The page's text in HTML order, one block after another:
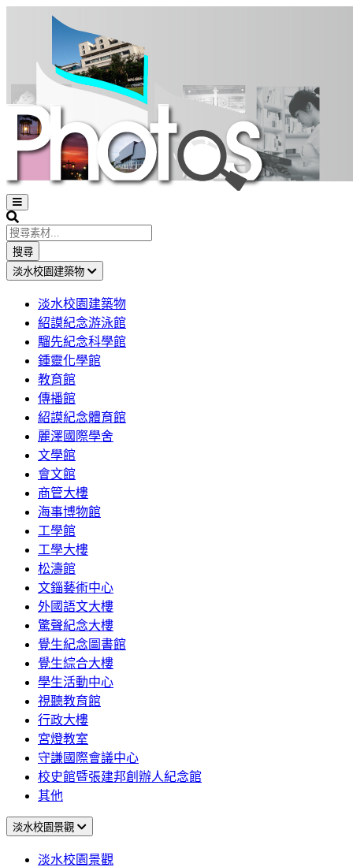
Open
sidebar
Search
搜尋
淡水校園建築物
淡水校園建築物
紹謨紀念游泳館
騮先紀念科學館
鍾靈化學館
教育館
傳播館
紹謨紀念體育館
麗澤國際學舍
文學館
會文館
商管大樓
海事博物館
工學館
工學大樓
松濤館
文錙藝術中心
外國語文大樓
驚聲紀念大樓
覺生紀念圖書館
覺生綜合大樓
學生活動中心
視聽教育館
行政大樓
宮燈教室
守謙國際會議中心
校史館暨張建邦創辦人紀念館
其他
淡水校園景觀
淡水校園景觀